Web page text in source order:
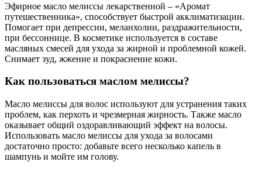
Эфирное масло мелиссы лекарственной – «Аромат
путешественника», способствует быстрой акклиматизации.
Помогает при депрессии, меланхолии, раздражительности,
при бессоннице. В косметике используется в составе
масляных смесей для ухода за жирной и проблемной кожей.
Снимает зуд, жжение и покраснение кожи.
Как пользоваться маслом мелиссы?
Масло мелиссы для волос используют для устранения таких
проблем, как перхоть и чрезмерная жирность. Также масло
оказывает общий оздоравливающий эффект на волосы.
Использовать масло мелиссы для ухода за волосами
достаточно просто: добавьте всего несколько капель в
шампунь и мойте им голову.